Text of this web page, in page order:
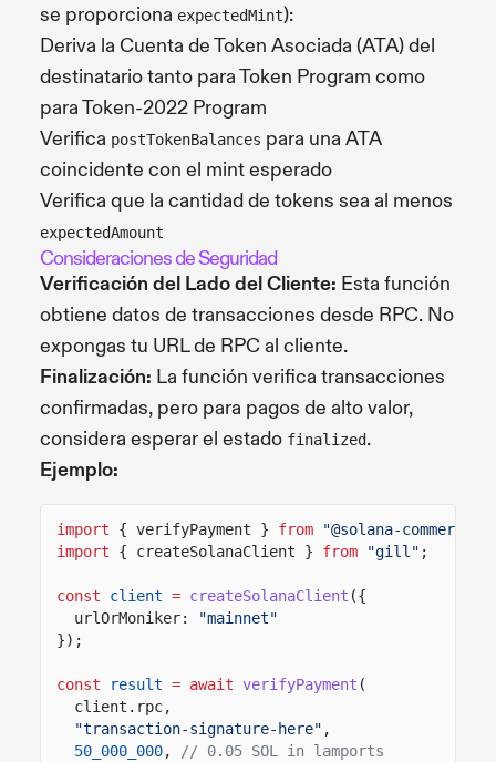
se proporciona expectedMint):
Deriva la Cuenta de Token Asociada (ATA) del
destinatario tanto para Token Program como
para Token-2022 Program
Verifica postTokenBalances para una ATA
coincidente con el mint esperado
Verifica que la cantidad de tokens sea al menos
expectedAmount
Consideraciones de Seguridad
Verificación del Lado del Cliente: Esta función
obtiene datos de transacciones desde RPC. No
expongas tu URL de RPC al cliente.
Finalización: La función verifica transacciones
confirmadas, pero para pagos de alto valor,
considera esperar el estado finalized.
Ejemplo:
import { verifyPayment } from
"@solana-commerce/
import
{ createSolanaClient } from "gill" ;
const client = createSolanaClient ({
urlOrMoniker:
"mainnet"
});
const result = await verifyPayment (
client.rpc,
"transaction-signature-here" ,
50_000_000,
// 0.05 SOL in lamports